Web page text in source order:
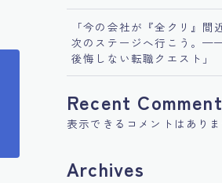
「今の会社が『全クリ』間
次のステージへ行こう。
後悔しない転職クエスト」
Recent
表示できるコメントはありま
Archives